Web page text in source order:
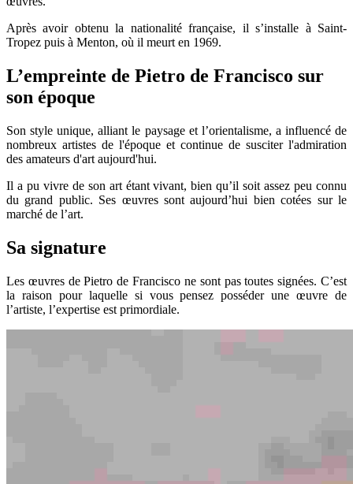
Après avoir obtenu la nationalité française, il s’installe à Saint-
Tropez puis à Menton, où il meurt en 1969.
L’empreinte de Pietro de Francisco sur
son époque
Son style unique, alliant le paysage et l’orientalisme, a influencé de
nombreux artistes de l'époque et continue de susciter l'admiration
des amateurs d'art aujourd'hui.
Il a pu vivre de son art étant vivant, bien qu’il soit assez peu connu
du grand public. Ses œuvres sont aujourd’hui bien cotées sur le
marché de l’art.
Sa signature
Les œuvres de Pietro de Francisco ne sont pas toutes signées. C’est
la raison pour laquelle si vous pensez posséder une œuvre de
l’artiste, l’expertise est primordiale.